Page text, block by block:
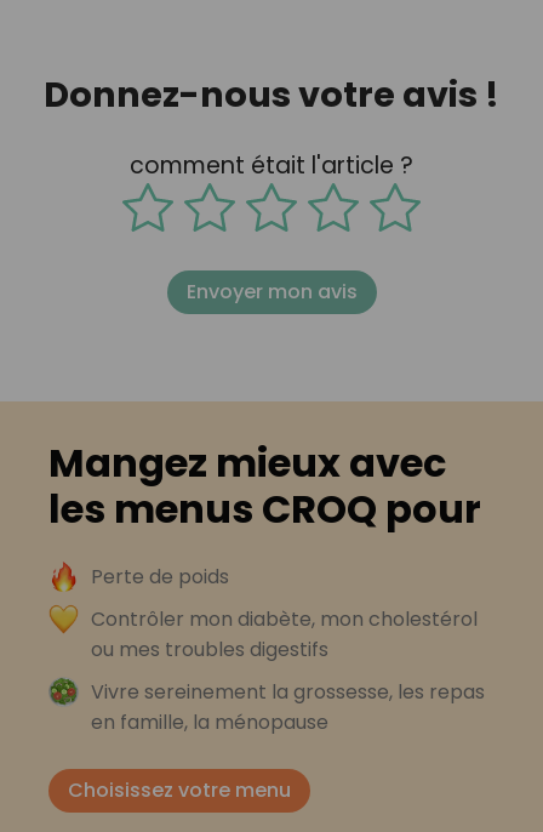
Donnez-nous votre avis !
comment était l'article ?
Envoyer mon avis
Mangez mieux avec
les menus CROQ pour
Perte de poids
Contrôler mon diabète, mon cholestérol
ou mes troubles digestifs
Vivre sereinement la grossesse, les repas
en famille, la ménopause
Choisissez votre menu